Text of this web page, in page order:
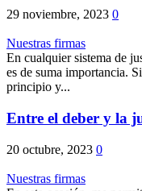
29 noviembre, 2023 0
Nuestras firmas
En cualquier sistema de
es de suma importancia.
principio y...
Entre el deber y la
20 octubre, 2023 0
Nuestras firmas